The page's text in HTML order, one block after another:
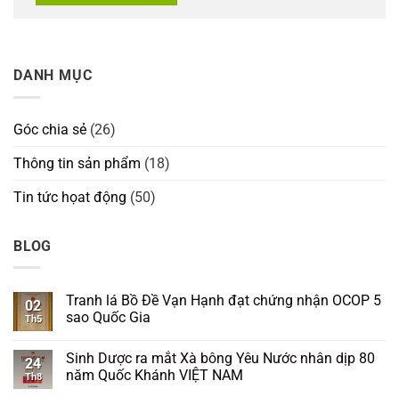
DANH MỤC
Góc chia sẻ (26)
Thông tin sản phẩm (18)
Tin tức họat động (50)
BLOG
02
Th5
Tranh lá Bồ Đề Vạn Hạnh đạt chứng nhận OCOP 5
sao Quốc Gia
24
Th8
Sinh Dược ra mắt Xà bông Yêu Nước nhân dịp 80
năm Quốc Khánh VIỆT NAM